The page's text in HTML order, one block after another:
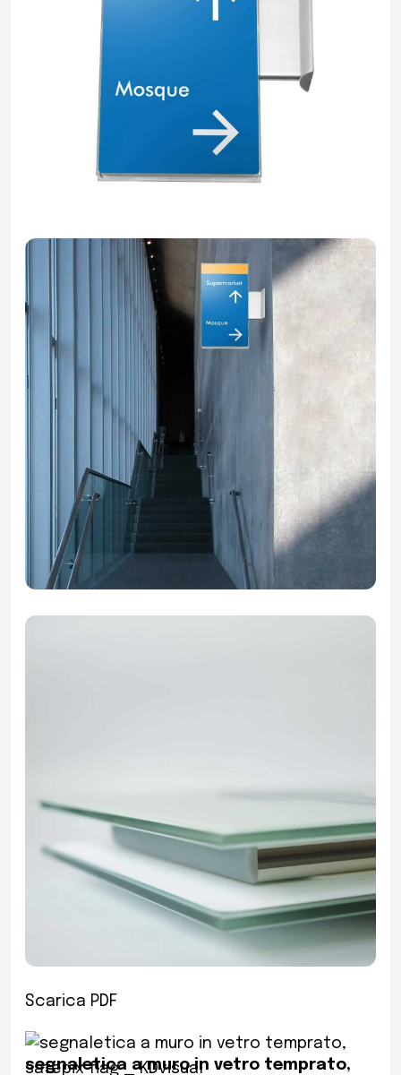
Scarica PDF
segnaletica a muro in vetro temprato,